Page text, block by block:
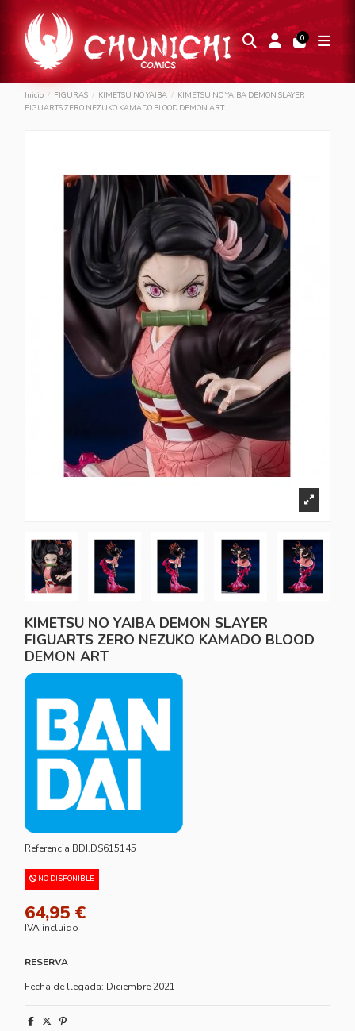
0
Inicio FIGURAS KIMETSU NO YAIBA
KIMETSU NO YAIBA DEMON SLAYER
FIGUARTS ZERO NEZUKO KAMADO BLOOD DEMON ART
KIMETSU NO YAIBA DEMON SLAYER
FIGUARTS ZERO NEZUKO KAMADO BLOOD
DEMON ART
Referencia BDI.DS615145
NO DISPONIBLE
64,95 €
IVA incluido
RESERVA
Fecha de llegada: Diciembre 2021